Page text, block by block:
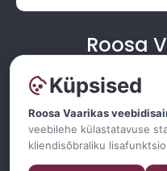
Roosa
Küpsised
Roosa Vaarikas
veebilehe külastatavuse
kliendisõbraliku